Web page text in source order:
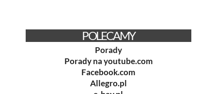
POLECAMY
Porady
Porady na youtube.com
Facebook.com
Allegro.pl